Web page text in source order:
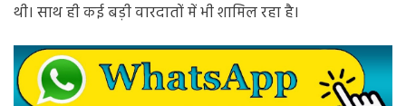
थी। साथ ही कई बड़ी वारदातों में भी शामिल रहा है।